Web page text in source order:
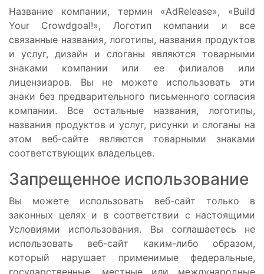
Название компании, термин «AdRelease», «Build
Your Crowdgoal!», Логотип компании и все
связанные названия, логотипы, названия продуктов
и услуг, дизайн и слоганы являются товарными
знаками компании или ее филиалов или
лицензиаров. Вы не можете использовать эти
знаки без предварительного письменного согласия
компании. Все остальные названия, логотипы,
названия продуктов и услуг, рисунки и слоганы на
этом веб-сайте являются товарными знаками
соответствующих владельцев.
Запрещенное использование
Вы можете использовать веб-сайт только в
законных целях и в соответствии с настоящими
Условиями использования. Вы соглашаетесь не
использовать веб-сайт каким-либо образом,
который нарушает применимые федеральные,
государственные, местные или международные